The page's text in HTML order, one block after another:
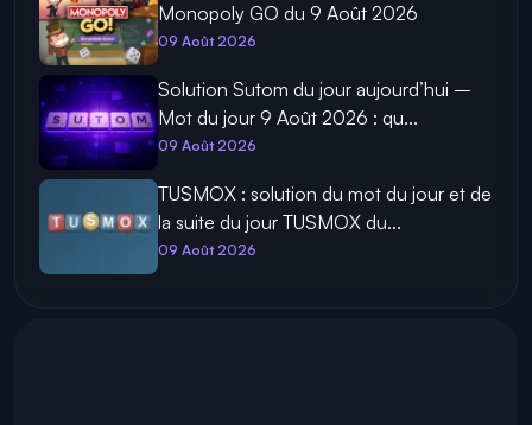
Monopoly GO du 9 Août 2026
09 Août 2026
Solution Sutom du jour aujourd’hui –
Mot du jour 9 Août 2026 : qu...
09 Août 2026
TUSMOX : solution du mot du jour et de
la suite du jour TUSMOX du...
09 Août 2026